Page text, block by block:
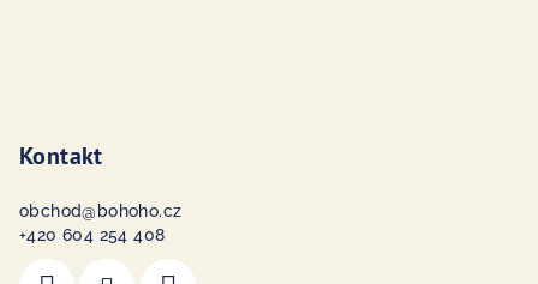
Kontakt
obchod@ bohoho.cz
+420 604 254 408